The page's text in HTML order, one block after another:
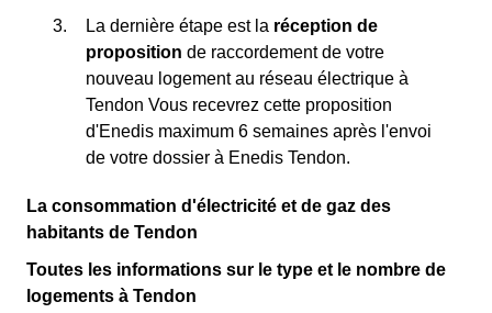
La dernière étape est la réception de
proposition de raccordement de votre
nouveau logement au réseau électrique à
Tendon Vous recevrez cette proposition
d'Enedis maximum 6 semaines après l'envoi
de votre dossier à Enedis Tendon.
La consommation d'électricité et de gaz des
habitants de Tendon
Toutes les informations sur le type et le nombre de
logements à Tendon